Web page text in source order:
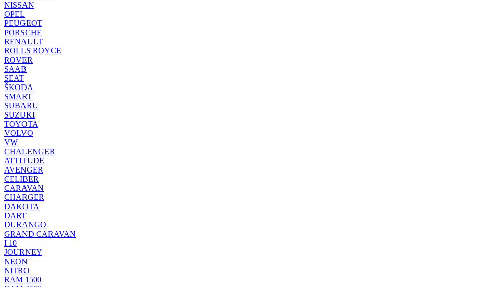
NISSAN
OPEL
PEUGEOT
PORSCHE
RENAULT
ROLLS ROYCE
ROVER
SAAB
SEAT
ŠKODA
SMART
SUBARU
SUZUKI
TOYOTA
VOLVO
VW
CHALENGER
ATTITUDE
AVENGER
CELIBER
CARAVAN
CHARGER
DAKOTA
DART
DURANGO
GRAND CARAVAN
I 10
JOURNEY
NEON
NITRO
RAM 1500